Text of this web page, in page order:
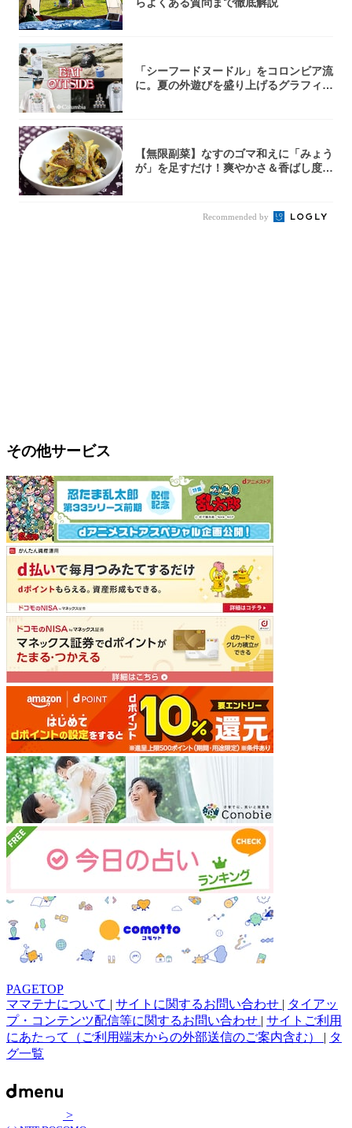
「シーフードヌードル」をコロンビア流
に。夏の外遊びを盛り上げるグラフィッ
【無限副菜】なすのゴマ和えに「みょう
が」を足すだけ！爽やかさ＆香ばし度1
Recommended by
その他サービス
PAGETOP
ママテナについて | サイトに関するお問い合わせ | タイアッ
プ・コンテンツ配信等に関するお問い合わせ | サイトご利用
にあたって（ご利用端末からの外部送信のご案内含む） | タ
グ一覧
>